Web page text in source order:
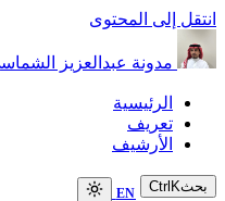
إلى المحتوى
مدونة عبدالعزيز الشماسي
الرئيسية
تعريف
الأرشيف
بحث CtrlK
EN